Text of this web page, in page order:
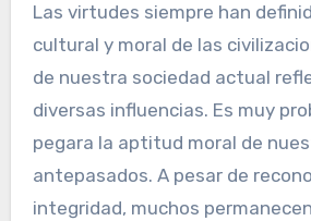
Las virtudes siempre han
cultural y moral de las
de nuestra sociedad actual
diversas influencias. Es muy
pegara la aptitud moral de
antepasados. A pesar de
integridad, muchos